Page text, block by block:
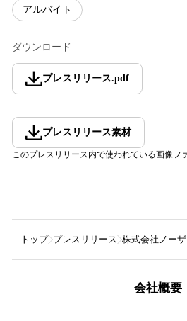
アルバイト
ダウンロード
プレスリリース.pdf
プレスリリース素材
このプレスリリース内で使われている画像フ
トップ プレスリリース 株式会社ノー
会社概要